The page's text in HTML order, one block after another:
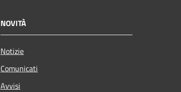
NOVITÀ
Notizie
Comunicati
Avvisi